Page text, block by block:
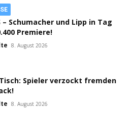
– Schumacher und Lipp in Tag
Premiere!
8. August 2026
Spieler verzockt fremden
8. August 2026